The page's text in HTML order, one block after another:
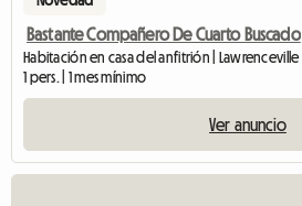
Bastante Compañero De Cuarto Buscado
Habitación en casa del anfitrión | Lawrenceville
1 pers. | 1 mes mínimo
Ver anuncio